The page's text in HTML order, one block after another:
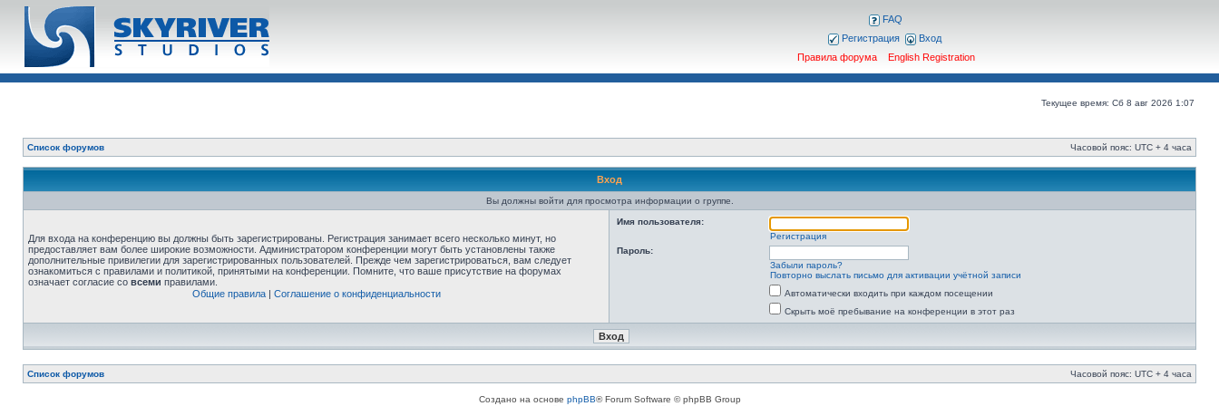
FAQ
Регистрация
Вход
Правила форума
English Registration
Текущее время: Сб 8 авг 2026 1:07
Список форумов Часовой пояс: UTC + 4 часа
Вход
Вы должны войти для просмотра информации о группе.
Для входа на конференцию вы должны быть зарегистрированы. Регистрация занимает всего несколько минут, но
предоставляет вам более широкие возможности. Администратором конференции могут быть установлены также
дополнительные привилегии для зарегистрированных пользователей. Прежде чем зарегистрироваться, вам следует
ознакомиться с правилами и политикой, принятыми на конференции. Помните, что ваше присутствие на форумах
означает согласие со всеми правилами.
Общие правила| Соглашение о конфиденциальности
Имя пользователя:
Регистрация
Пароль:
Забыли пароль?
Повторно выслать письмо для активации учётной записи
Автоматически входить при каждом посещении
Скрыть моё пребывание на конференции в этот раз
Список форумов Часовой пояс: UTC + 4 часа
Создано на основе phpBB® Forum Software © phpBB Group